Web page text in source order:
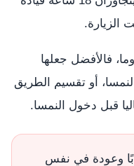
الزيارة.
فالأفضل جعلها
أو تقسيم الطريق
قبل دخول النمسا.
وعودة في نفس